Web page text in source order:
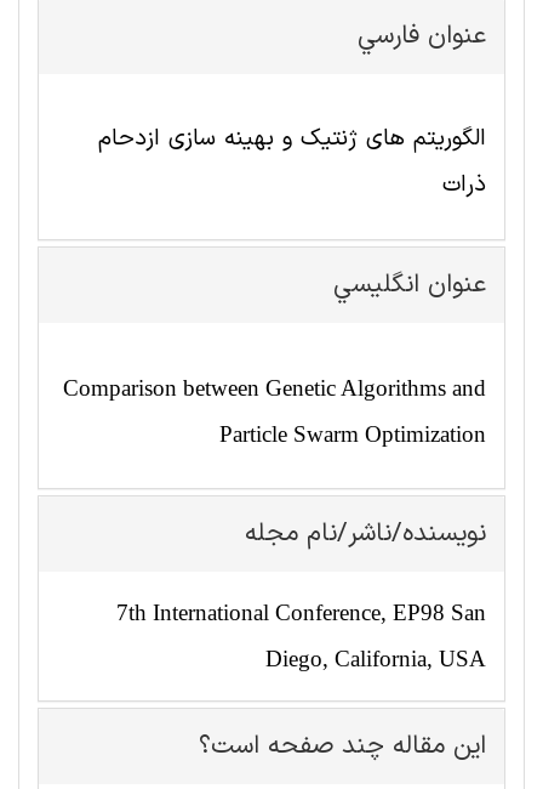
عنوان فارسي
الگوریتم های ژنتیک و بهینه سازی ازدحام
ذرات
عنوان انگليسي
Comparison between Genetic Algorithms and
Particle Swarm Optimization
نویسنده/ناشر/نام مجله
7th International Conference, EP98 San
Diego, California, USA
این مقاله چند صفحه است؟